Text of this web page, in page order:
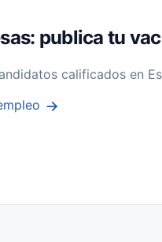
publica tu
calificados en